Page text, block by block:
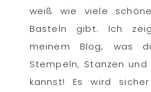
weiß wie viele
Basteln gibt. Ich
meinem Blog, was
Stempeln, Stanzen
kannst! Es wird